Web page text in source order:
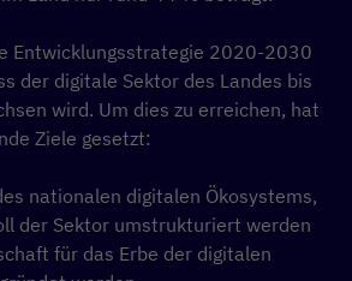
Entwicklungsstrategie 2020-2030
der digitale Sektor des Landes bis
wird. Um dies zu erreichen, hat
Ziele gesetzt:
nationalen digitalen Ökosystems,
der Sektor umstrukturiert werden
für das Erbe der digitalen